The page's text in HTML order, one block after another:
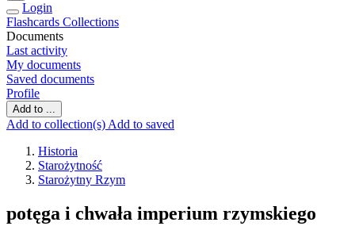
Login
Flashcards Collections
Documents
Last activity
My documents
Saved documents
Profile
Add to ...
Add to collection(s) Add to saved
Historia
Starożytność
Starożytny Rzym
potęga i chwała imperium rzymskiego